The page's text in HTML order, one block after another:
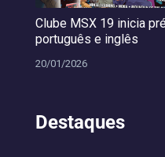
Clube MSX 19 inicia
português e inglês
20/01/2026
Destaques